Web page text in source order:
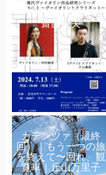
７月の３公演短評｜
齋藤俊夫
カデンツァ（最終
回）｜もう一つの旅
を終えて〜回れ、観
覧車｜丘山万里子